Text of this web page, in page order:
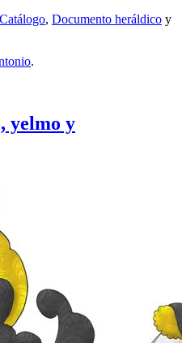
Catálogo, Documento heráldico y
.
yelmo y